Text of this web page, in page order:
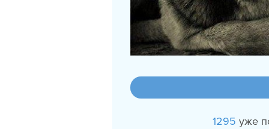
1295 уже